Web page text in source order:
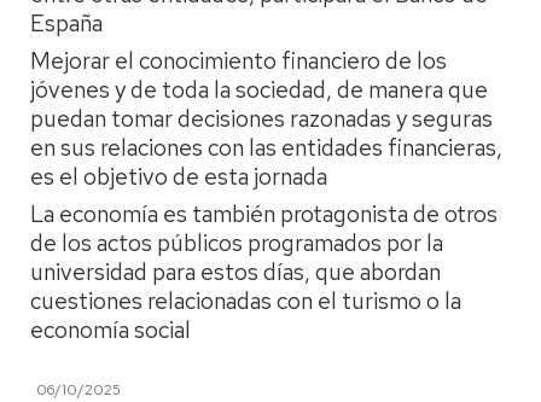
España
Mejorar el conocimiento financiero de los
jóvenes y de toda la sociedad, de manera que
puedan tomar decisiones razonadas y seguras
en sus relaciones con las entidades financieras,
es el objetivo de esta jornada
La economía es también protagonista de otros
de los actos públicos programados por la
universidad para estos días, que abordan
cuestiones relacionadas con el turismo o la
economía social
06/10/2025